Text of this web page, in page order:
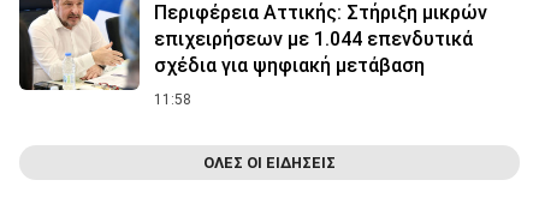
Περιφέρεια Αττικής: Στήριξη μικρών
επιχειρήσεων με 1.044 επενδυτικά
σχέδια για ψηφιακή μετάβαση
11:58
ΟΛΕΣ ΟΙ ΕΙΔΗΣΕΙΣ